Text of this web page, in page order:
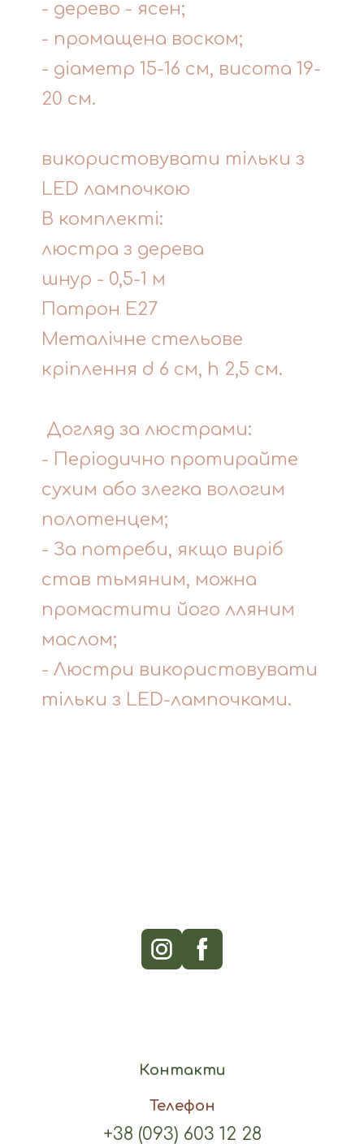
- дерево - ясен;
- промащена воском;
- діаметр 15-16 см, висота 19-
20 см.
використовувати тільки з
LED лампочкою
В комплекті:
люстра з дерева
шнур - 0,5-1 м
Патрон Е27
Металічне стельове
кріплення d 6 см, h 2,5 см.
Догляд за люстрами:
- Періодично протирайте
сухим або злегка вологим
полотенцем;
- За потреби, якщо виріб
став тьмяним, можна
промастити його лляним
маслом;
- Люстри використовувати
тільки з LED-лампочками.
Контакти
Телефон
+38 (093) 603 12 28